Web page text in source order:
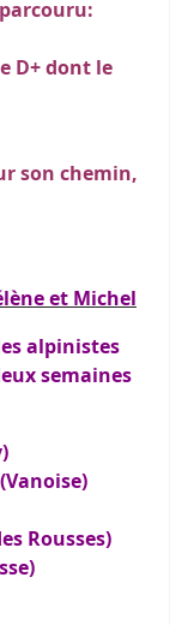
D+ dont le
son chemin,
et Michel
alpinistes
semaines
Rousses)